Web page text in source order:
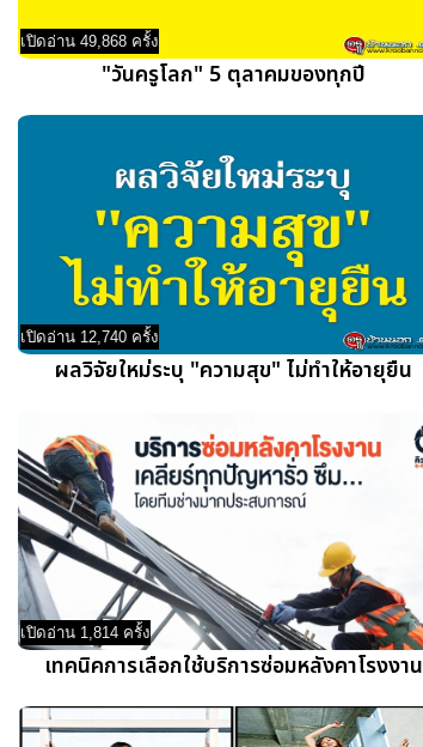
เปิดอ่าน 49,868 ครั้ง
"วันครูโลก" 5 ตุลาคมของทุกปี
เปิดอ่าน 12,740 ครั้ง
ผลวิจัยใหม่ระบุ "ความสุข" ไม่ทำให้อายุยืน
เปิดอ่าน 1,814 ครั้ง
เทคนิคการเลือกใช้บริการซ่อมหลังคาโรงงาน